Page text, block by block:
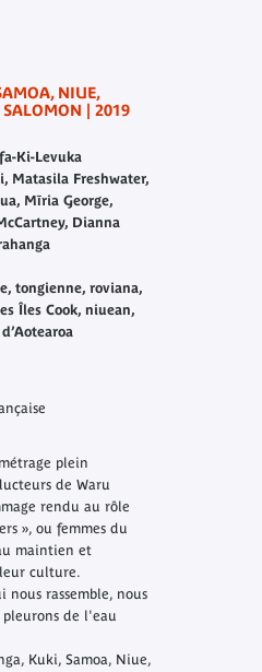
NIUE,
SALOMON | 2019
Ki-Levuka
Matasila Freshwater,
Mīria George,
Dianna
tongienne, roviana,
Îles Cook, niuean,
plein
de Waru
rendu au rôle
», ou femmes du
maintien et
culture.
nous rassemble, nous
de l'eau
Kuki, Samoa, Niue,